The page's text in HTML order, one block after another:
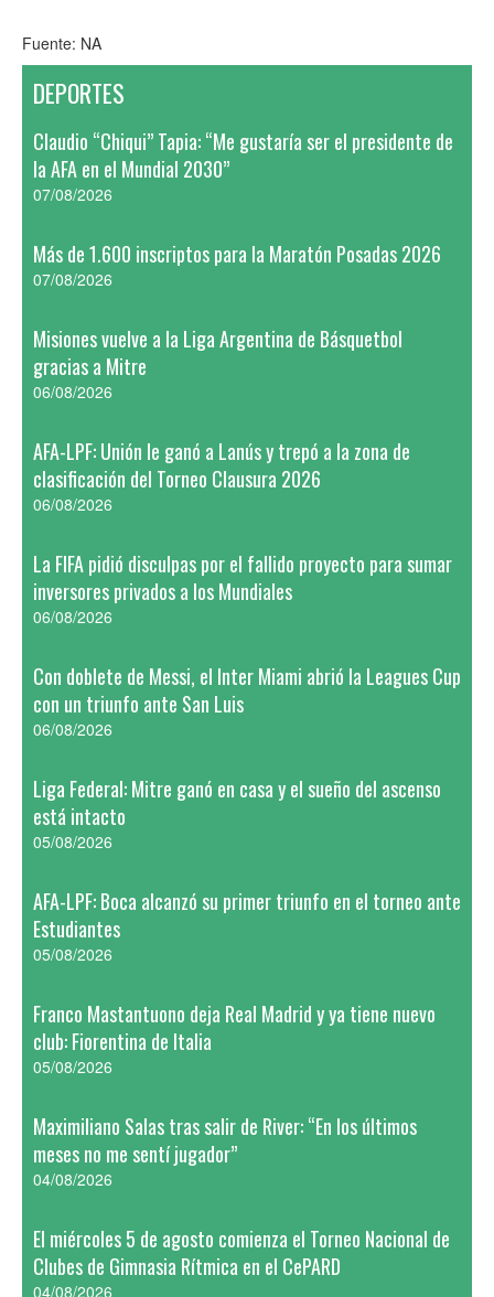
Fuente: NA
DEPORTES
Claudio “Chiqui” Tapia: “Me gustaría ser el presidente de
la AFA en el Mundial 2030”
07/08/2026
Más de 1.600 inscriptos para la Maratón Posadas 2026
07/08/2026
Misiones vuelve a la Liga Argentina de Básquetbol
gracias a Mitre
06/08/2026
AFA-LPF: Unión le ganó a Lanús y trepó a la zona de
clasificación del Torneo Clausura 2026
06/08/2026
La FIFA pidió disculpas por el fallido proyecto para sumar
inversores privados a los Mundiales
06/08/2026
Con doblete de Messi, el Inter Miami abrió la Leagues Cup
con un triunfo ante San Luis
06/08/2026
Liga Federal: Mitre ganó en casa y el sueño del ascenso
está intacto
05/08/2026
AFA-LPF: Boca alcanzó su primer triunfo en el torneo ante
Estudiantes
05/08/2026
Franco Mastantuono deja Real Madrid y ya tiene nuevo
club: Fiorentina de Italia
05/08/2026
Maximiliano Salas tras salir de River: “En los últimos
meses no me sentí jugador”
04/08/2026
El miércoles 5 de agosto comienza el Torneo Nacional de
Clubes de Gimnasia Rítmica en el CePARD
04/08/2026